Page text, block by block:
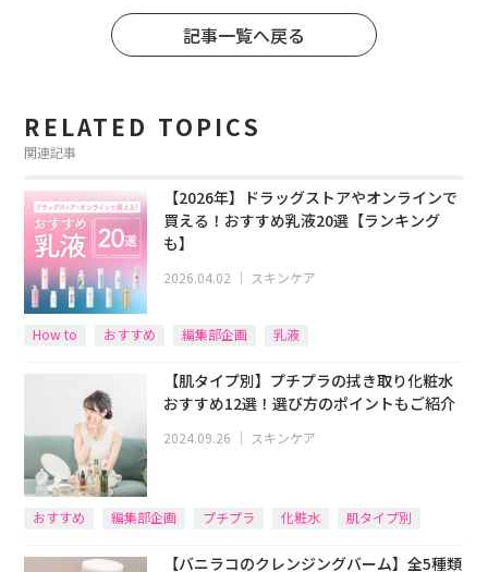
記事一覧へ戻る
RELATED TOPICS
関連記事
【2026年】ドラッグストアやオンラインで
買える！おすすめ乳液20選【ランキング
も】
2026.04.02 ｜ スキンケア
How to おすすめ 編集部企画 乳液
【肌タイプ別】プチプラの拭き取り化粧水
おすすめ12選！選び方のポイントもご紹介
2024.09.26 ｜ スキンケア
おすすめ 編集部企画 プチプラ 化粧水 肌タイプ別
【バニラコのクレンジングバーム】全5種類